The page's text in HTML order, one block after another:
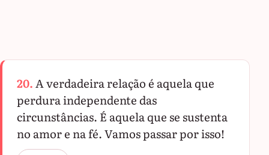
20.A verdadeira relação é aquela que
perdura independente das
circunstâncias. É aquela que se sustenta
no amor e na fé. Vamos passar por isso!